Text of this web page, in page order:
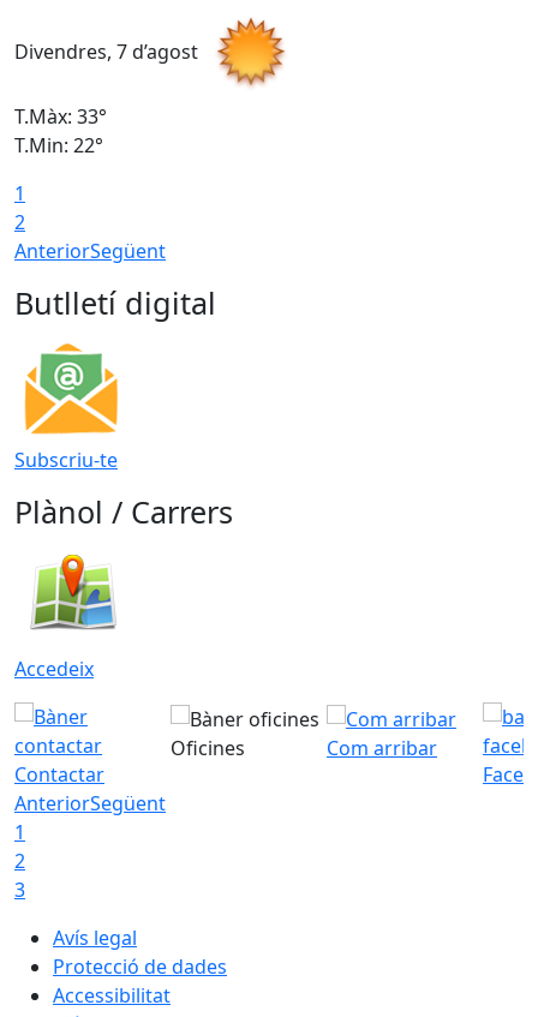
Divendres, 7 d’agost
T.Màx: 33°
T.Min: 22°
1
2
AnteriorSegüent
Butlletí digital
Subscriu-te
Plànol / Carrers
Accedeix
Contactar
Oficines
Com arribar
AnteriorSegüent
1
2
3
Avís legal
Protecció de dades
Accessibilitat